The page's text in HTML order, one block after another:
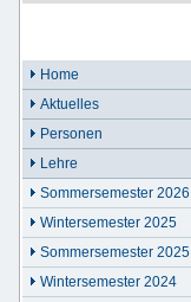
Home
Aktuelles
Personen
Lehre
Sommersemester 2026
Wintersemester 2025
Sommersemester 2025
Wintersemester 2024